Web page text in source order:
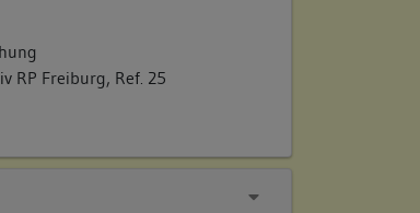
RP Freiburg, Ref. 25